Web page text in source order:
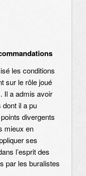
les conditions
sur le rôle joué
Il a admis avoir
il a pu
divergents
mieux en
ses
l’esprit des
par les buralistes